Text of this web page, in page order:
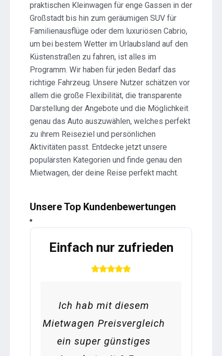
praktischen Kleinwagen für enge Gassen in der
Großstadt bis hin zum geräumigen SUV für
Familienausflüge oder dem luxuriösen Cabrio,
um bei bestem Wetter im Urlaubsland auf den
Küstenstraßen zu fahren, ist alles im
Programm. Wir haben für jeden Bedarf das
richtige Fahrzeug. Unsere Nutzer schätzen vor
allem die große Flexibilität, die transparente
Darstellung der Angebote und die Möglichkeit
genau das Auto auszuwählen, welches perfekt
zu ihrem Reiseziel und persönlichen
Aktivitäten passt. Entdecke jetzt unsere
populärsten Kategorien und finde genau den
Mietwagen, der deine Reise perfekt macht.
Unsere Top Kundenbewertungen
Einfach nur zufrieden
Ich hab mit diesem
Mietwagen Preisvergleich
ein super günstiges